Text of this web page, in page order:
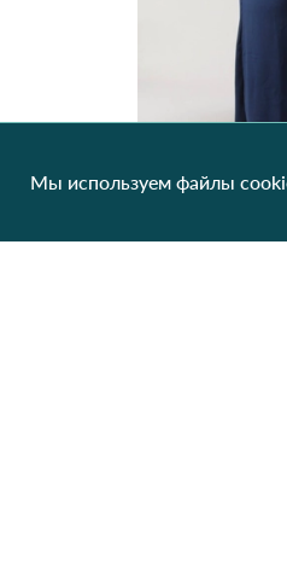
Мы используем файлы